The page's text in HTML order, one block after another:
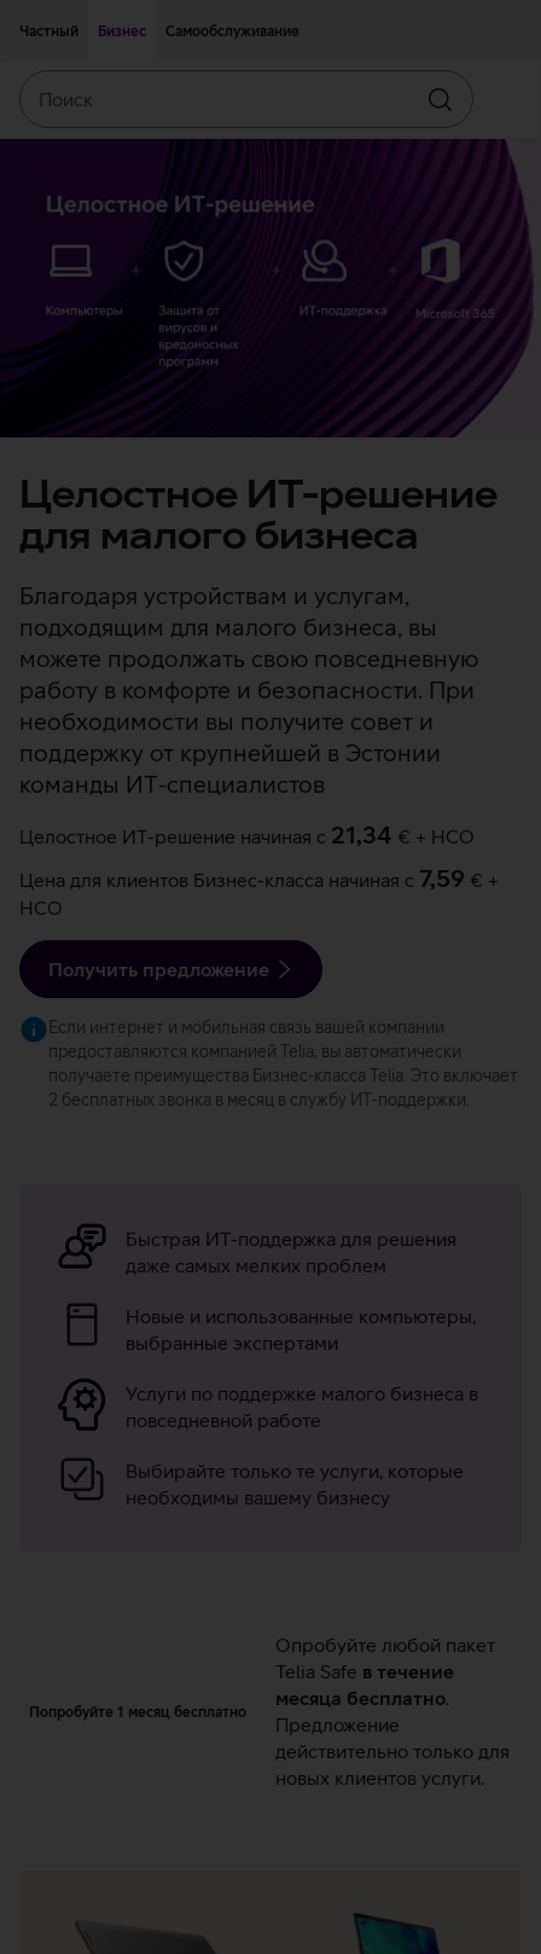
Частный
Бизнес Самообслуживание
Искать
Целостное ИТ-решение
для малого бизнеса
Благодаря устройствам и услугам,
подходящим для малого бизнеса, вы
можете продолжать свою повседневную
работу в комфорте и безопасности. При
необходимости вы получите совет и
поддержку от крупнейшей в Эстонии
команды ИТ-специалистов
Целостное ИТ-решение начиная с 21,34 € + НСО
Цена для клиентов Бизнес-класса начиная с 7,59 € +
НСО
Получить предложение
Если интернет и мобильная связь вашей компании
предоставляются компанией Telia, вы автоматически
получаете преимущества Бизнес-класса Telia. Это включает
2 бесплатных звонка в месяц в службу ИТ-поддержки.
Быстрая ИТ-поддержка для решения
даже самых мелких проблем
Новые и использованные компьютеры,
выбранные экспертами
Услуги по поддержке малого бизнеса в
повседневной работе
Выбирайте только те услуги, которые
необходимы вашему бизнесу
Попробуйте 1 месяц бесплатно
Опробуйте любой пакет
Telia Safe в течение
месяца бесплатно.
Предложение
действительно только для
новых клиентов услуги.